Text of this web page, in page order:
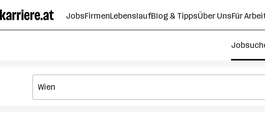
Seiteninhalt
springen
JobsFirmenLebenslaufBlog & TippsÜber UnsFür